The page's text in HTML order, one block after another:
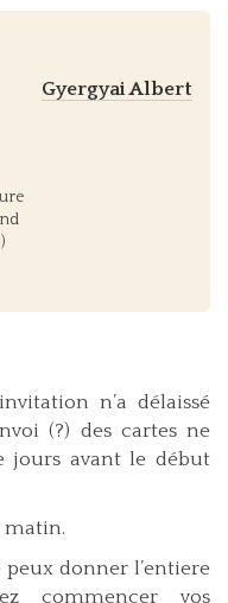
Gyergyai Albert
n’a délaissé
(?) des cartes ne
jours avant le début
matin.
peux donner l’entiere
commencer vos